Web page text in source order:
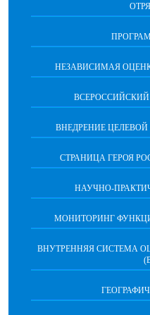
НЕЗАВИСИМАЯ
ВНЕДРЕНИЕ
СТРАНИЦА ГЕРОЯ
НАУЧНО-
МОНИТОРИНГ
ВНУТРЕННЯЯ СИСТЕМА